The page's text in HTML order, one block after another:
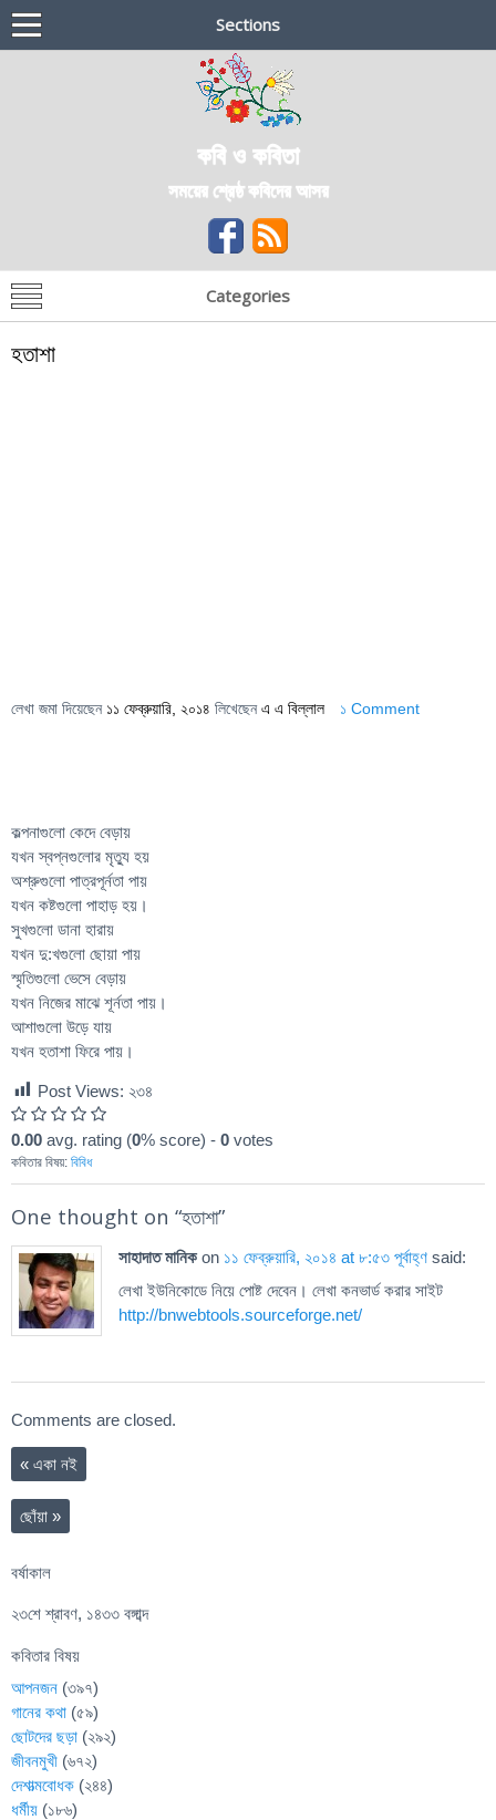
Sections
কবি ও কবিতা
সময়ের শ্রেষ্ঠ কবিদের আসর
Categories
হতাশা
লেখা জমা দিয়েছেন ১১ ফেব্রুয়ারি, ২০১৪ লিখেছেন এ এ বিল্লাল ১ Comment
কল্পনাগুলো কেদে বেড়ায়
যখন স্বপ্নগুলোর মৃত্যু হয়
অশ্রুগুলো পাত্রপূর্নতা পায়
যখন কষ্টগুলো পাহাড় হয়।
সুখগুলো ডানা হারায়
যখন দু:খগুলো ছোয়া পায়
স্মৃতিগুলো ভেসে বেড়ায়
যখন নিজের মাঝে শূর্নতা পায়।
আশাগুলো উড়ে যায়
যখন হতাশা ফিরে পায়।
Post Views: ২৩৪
0.00 avg. rating (0% score) - 0 votes
কবিতার বিষয়: বিবিধ
One thought on “হতাশা”
সাহাদাত মানিকon ১১ ফেব্রুয়ারি, ২০১৪ at ৮:৫৩ পূর্বাহ্ণ said:
লেখা ইউনিকোডে নিয়ে পোষ্ট দেবেন। লেখা কনভার্ড করার সাইট
http://bnwebtools.sourceforge.net/
Comments are closed.
« একা নই
ছোঁয়া »
বর্ষাকাল
২৩শে শ্রাবণ, ১৪৩৩ বঙ্গাব্দ
কবিতার বিষয়
আপনজন (৩৯৭)
গানের কথা (৫৯)
ছোটদের ছড়া (২৯২)
জীবনমুখী (৬৭২)
দেশাত্মবোধক (২৪৪)
ধর্মীয় (১৮৬)